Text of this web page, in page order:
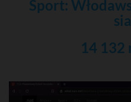
Sport:
14 132